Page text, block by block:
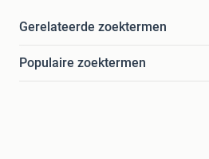
Gerelateerde zoektermen
Populaire zoektermen